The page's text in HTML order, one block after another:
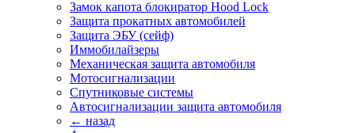
Замок капота блокиратор Hood Lock
Защита прокатных автомобилей
Защита ЭБУ (сейф)
Иммобилайзеры
Механическая защита автомобиля
Мотосигнализации
Спутниковые системы
Автосигнализации защита автомобиля
← назад